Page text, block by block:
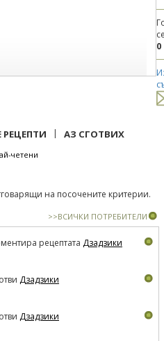
0
| АЗ СГОТВИХ
четени
на посочените критерии.
>>ВСИЧКИ ПОТРЕБИТЕЛИ
рецептата Дзадзики
Дзадзики
Дзадзики